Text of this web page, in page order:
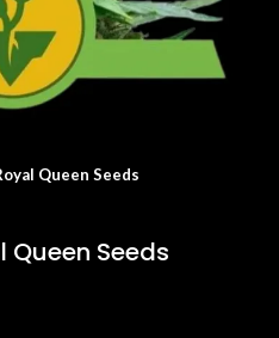
Queen Seeds
Queen Seeds